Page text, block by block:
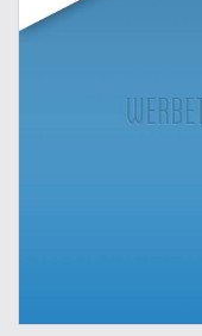
Outillage